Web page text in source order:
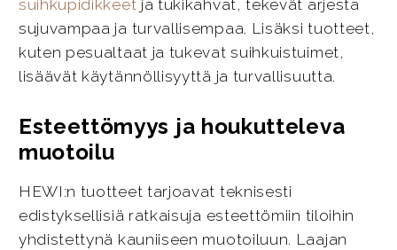
suihkupidikkeet ja tukikahvat, tekevät arjesta
sujuvampaa ja turvallisempaa. Lisäksi tuotteet,
kuten pesualtaat ja tukevat suihkuistuimet,
lisäävät käytännöllisyyttä ja turvallisuutta.
Esteettömyys ja houkutteleva
muotoilu
HEWI:n tuotteet tarjoavat teknisesti
edistyksellisiä ratkaisuja esteettömiin tiloihin
yhdistettynä kauniiseen muotoiluun. Laajan